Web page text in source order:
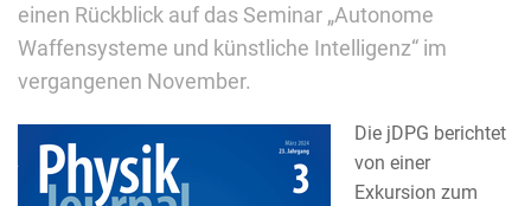
einen Rückblick auf das Seminar „Autonome
Waffensysteme und künstliche Intelligenz“ im
vergangenen November.
Die jDPG berichtet
von einer
Exkursion zum